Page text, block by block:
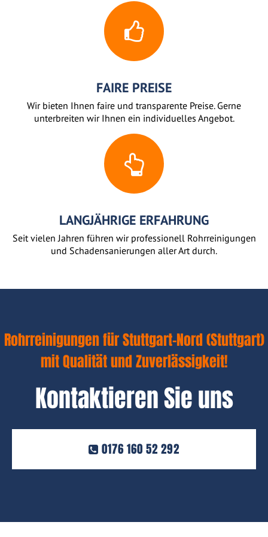
FAIRE PREISE
Wir bieten Ihnen faire und transparente Preise. Gerne
unterbreiten wir Ihnen ein individuelles Angebot.
LANGJÄHRIGE ERFAHRUNG
Seit vielen Jahren führen wir professionell Rohrreinigungen
und Schadensanierungen aller Art durch.
Rohrreinigungen für Stuttgart-Nord (Stuttgart)
mit Qualität und Zuverlässigkeit!
Kontaktieren Sie uns
0176 160 52 292